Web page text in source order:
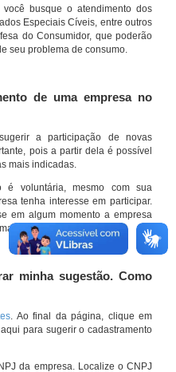
busque o atendimento dos
Especiais Cíveis, entre outros
do Consumidor, que poderão
seu problema de consumo.
de uma empresa no
a participação de novas
pois a partir dela é possível
mais indicadas.
é voluntária, mesmo com sua
tenha interesse em participar.
em algum momento a empresa
por meio do site.
minha sugestão. Como
. Ao final da página, clique em
para sugerir o cadastramento
da empresa. Localize o CNPJ